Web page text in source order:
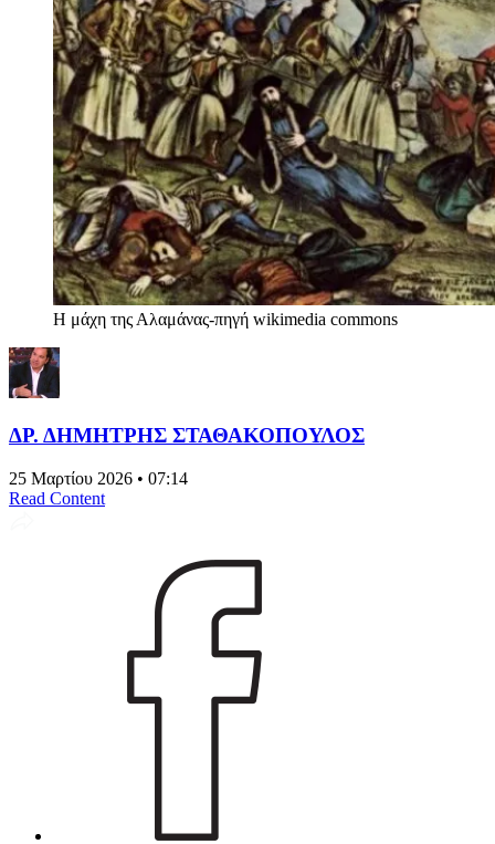
Η μάχη της Αλαμάνας-πηγή wikimedia commons
ΔΡ. ΔΗΜΗΤΡΗΣ ΣΤΑΘΑΚΟΠΟΥΛΟΣ
25 Μαρτίου 2026 • 07:14
Read Content